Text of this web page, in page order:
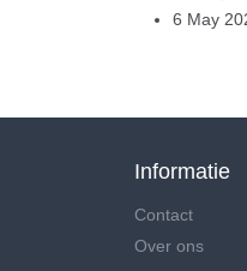
6 May
Informatie
Contact
Over ons